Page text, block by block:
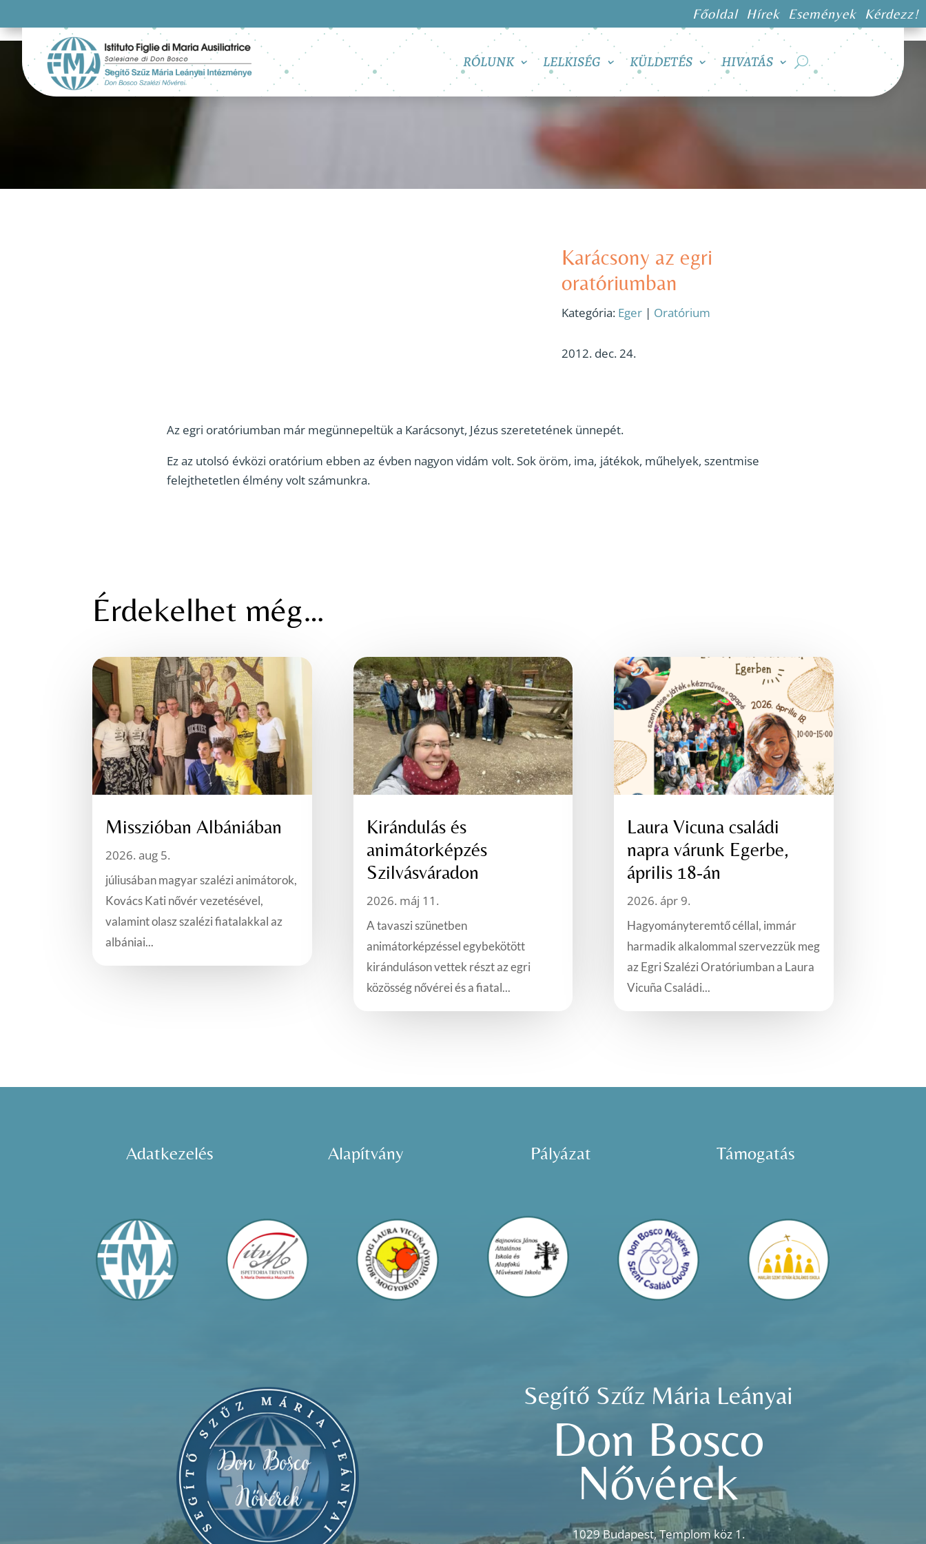
Főoldal Hírek Események Kérdezz!
RÓLUNK LELKISÉG KÜLDETÉS HIVATÁS
Karácsony az egri
oratóriumban
Kategória: Eger| Oratórium
2012. dec. 24.
Az egri oratóriumban már megünnepeltük a Karácsonyt, Jézus szeretetének ünnepét.
Ez az utolsó évközi oratórium ebben az évben nagyon vidám volt. Sok öröm, ima, játékok, műhelyek, szentmise
felejthetetlen élmény volt számunkra.
Érdekelhet még…
Misszióban Albániában
2026. aug 5.
júliusában magyar szalézi animátorok,
Kovács Kati nővér vezetésével,
valamint olasz szalézi fiatalakkal az
albániai...
Kirándulás és
animátorképzés
Szilvásváradon
2026. máj 11.
A tavaszi szünetben
animátorképzéssel egybekötött
kiránduláson vettek részt az egri
közösség nővérei és a fiatal...
Laura Vicuna családi
napra várunk Egerbe,
április 18-án
2026. ápr 9.
Hagyományteremtő céllal, immár
harmadik alkalommal szervezzük meg
az Egri Szalézi Oratóriumban a Laura
Vicuña Családi...
Adatkezelés Alapítvány Pályázat Támogatás
Segítő Szűz Mária Leányai
Don Bosco
Nővérek
1029 Budapest, Templom köz 1.